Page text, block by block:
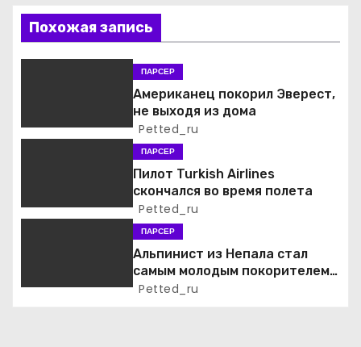
и
я
о
п
с
Похожая запись
ПАРСЕР
Американец покорил Эверест,
не выходя из дома
Petted_ru
ПАРСЕР
Пилот Turkish Airlines
скончался во время полета
Petted_ru
ПАРСЕР
Альпинист из Непала стал
самым молодым покорителем
всех 14 высочайших вершин
Petted_ru